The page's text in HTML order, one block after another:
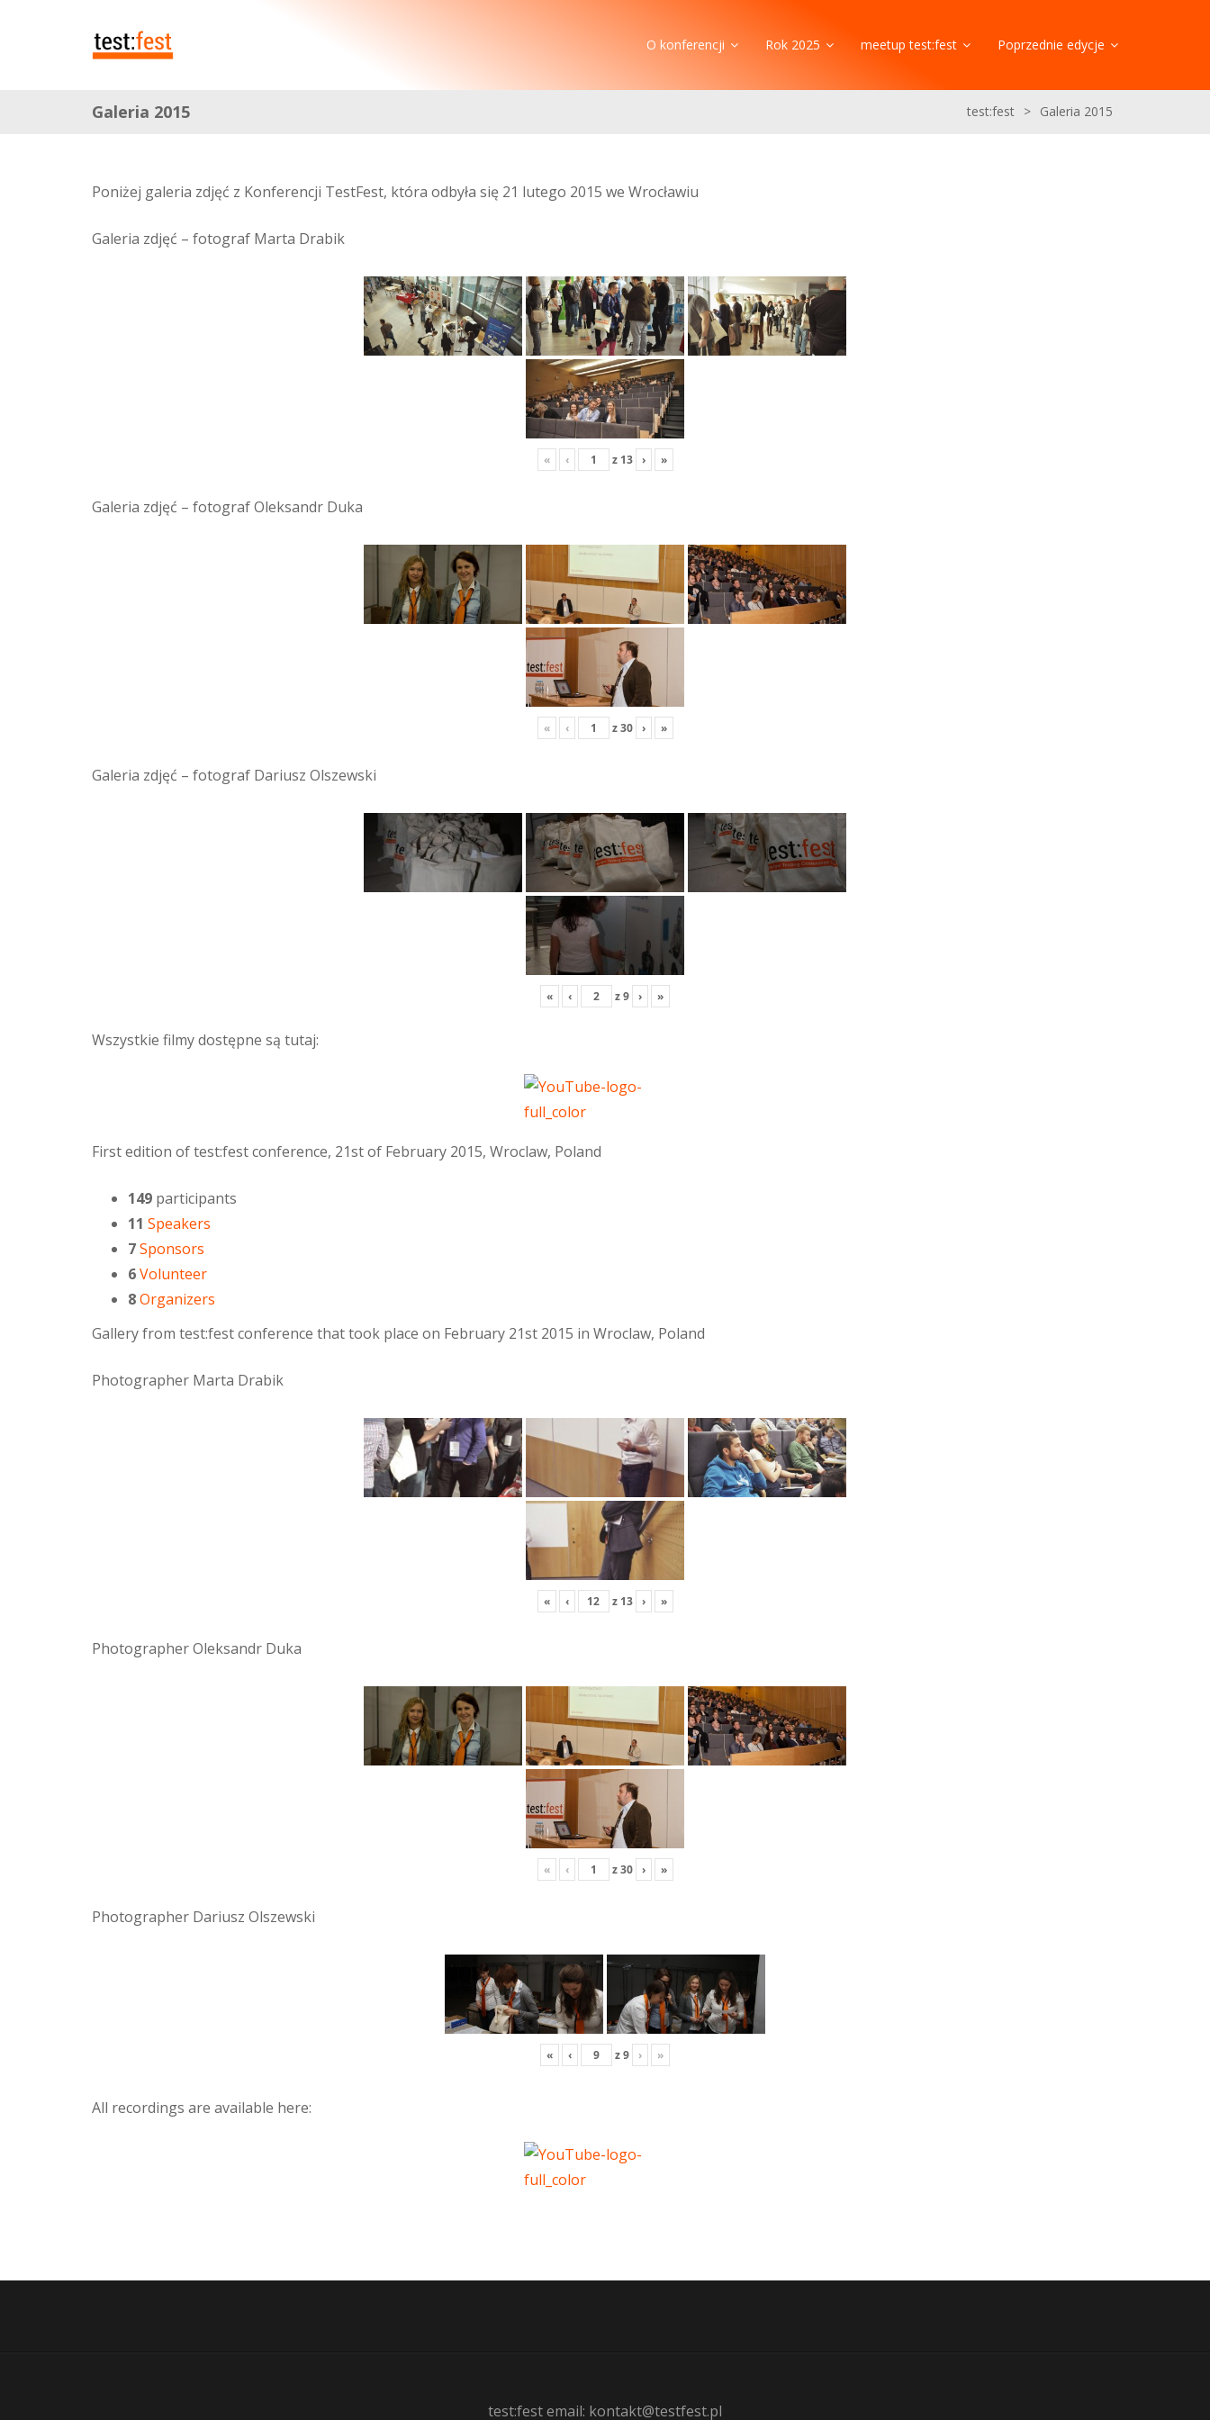
O konferencji Rok 2025 meetup test:fest Poprzednie edycje
Galeria 2015 test:fest > Galeria 2015
Poniżej galeria zdjęć z Konferencji TestFest, która odbyła się 21 lutego 2015 we Wrocławiu
Galeria zdjęć – fotograf Marta Drabik
« ‹ z 13 › »
Galeria zdjęć – fotograf Oleksandr Duka
« ‹ z30 › »
Galeria zdjęć – fotograf Dariusz Olszewski
« ‹ z9 › »
Wszystkie filmy dostępne są tutaj:
First edition of test:fest conference, 21st of February 2015, Wroclaw, Poland
149 participants
11 Speakers
7Sponsors
6Volunteer
8Organizers
Gallery from test:fest conference that took place on February 21st 2015 in Wroclaw, Poland
Photographer Marta Drabik
« ‹ z 13 › »
Photographer Oleksandr Duka
« ‹ z30 › »
Photographer Dariusz Olszewski
« ‹ z9 › »
All recordings are available here:
test:fest email: kontakt@testfest.pl